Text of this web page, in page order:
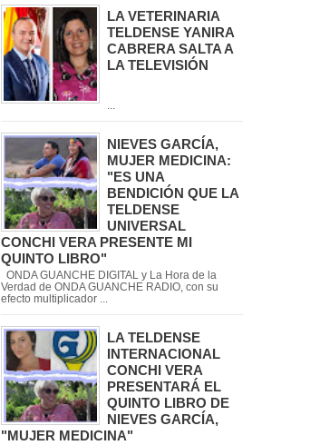
LA VETERINARIA
TELDENSE YANIRA
CABRERA SALTA A
LA TELEVISIÓN
NIEVES GARCÍA,
MUJER MEDICINA:
"ES UNA
BENDICIÓN QUE LA
TELDENSE
UNIVERSAL
CONCHI VERA PRESENTE MI
QUINTO LIBRO"
ONDA GUANCHE DIGITAL y La Hora de la
Verdad de ONDA GUANCHE RADIO, con su
efecto multiplicador ...
LA TELDENSE
INTERNACIONAL
CONCHI VERA
PRESENTARÁ EL
QUINTO LIBRO DE
NIEVES GARCÍA,
"MUJER MEDICINA"